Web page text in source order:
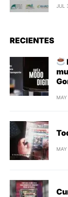
JUL
RECIENTES